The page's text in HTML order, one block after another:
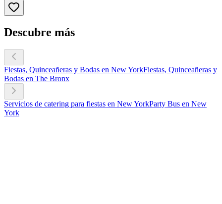
Descubre más
Fiestas, Quinceañeras y Bodas en New YorkFiestas, Quinceañeras y
Bodas en The Bronx
Servicios de catering para fiestas en New YorkParty Bus en New
York